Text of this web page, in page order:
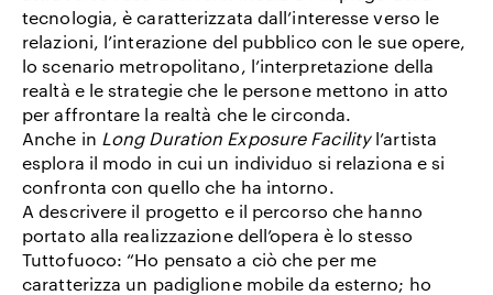
tecnologia, è caratterizzata dall’interesse verso le
relazioni, l’interazione del pubblico con le sue opere,
lo scenario metropolitano, l’interpretazione della
realtà e le strategie che le persone mettono in atto
per affrontare la realtà che le circonda.
Anche in Long Duration Exposure Facility l’artista
esplora il modo in cui un individuo si relaziona e si
confronta con quello che ha intorno.
A descrivere il progetto e il percorso che hanno
portato alla realizzazione dell’opera è lo stesso
Tuttofuoco: “Ho pensato a ciò che per me
caratterizza un padiglione mobile da esterno; ho